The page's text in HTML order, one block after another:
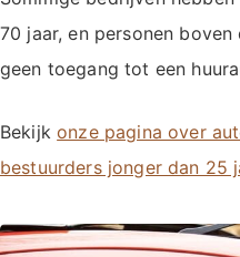
70 jaar, en personen
geen toegang tot een
Bekijkonze pagina over
bestuurders jonger dan 25